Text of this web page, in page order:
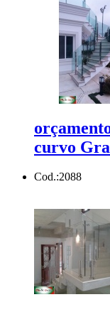
curvo
Cod.:2088